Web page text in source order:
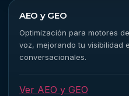
AEO y GEO
Optimización para motores
voz, mejorando tu visibilidad
conversacionales.
Ver AEO y GEO